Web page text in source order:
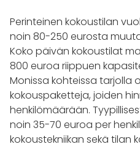
Perinteinen kokoustilan
noin 80-250 eurosta
Koko päivän kokoustilat
800 euroa riippuen
Monissa kohteissa tarjolla
kokouspaketteja, joiden
henkilömäärään.
noin 35-70 euroa per
kokoustekniikan sekä tilan